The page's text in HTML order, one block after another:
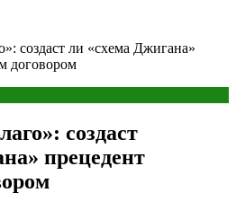
создаст ли «схема Джигана»
договором
создаст
прецедент